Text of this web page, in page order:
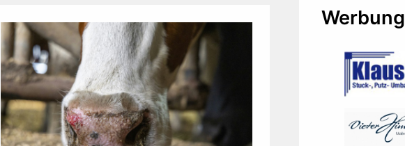
Werbung